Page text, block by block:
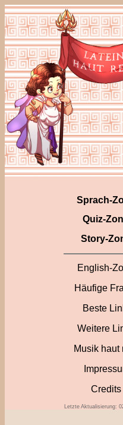
Sprach-
Quiz-
Story-
English-
Häufige
Beste
Weitere
Musik haut
Credits
Letzte Aktualisierung: